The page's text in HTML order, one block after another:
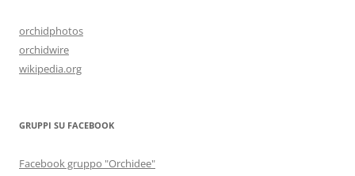
orchidphotos
orchidwire
wikipedia.org
GRUPPI SU FACEBOOK
Facebook gruppo "Orchidee"